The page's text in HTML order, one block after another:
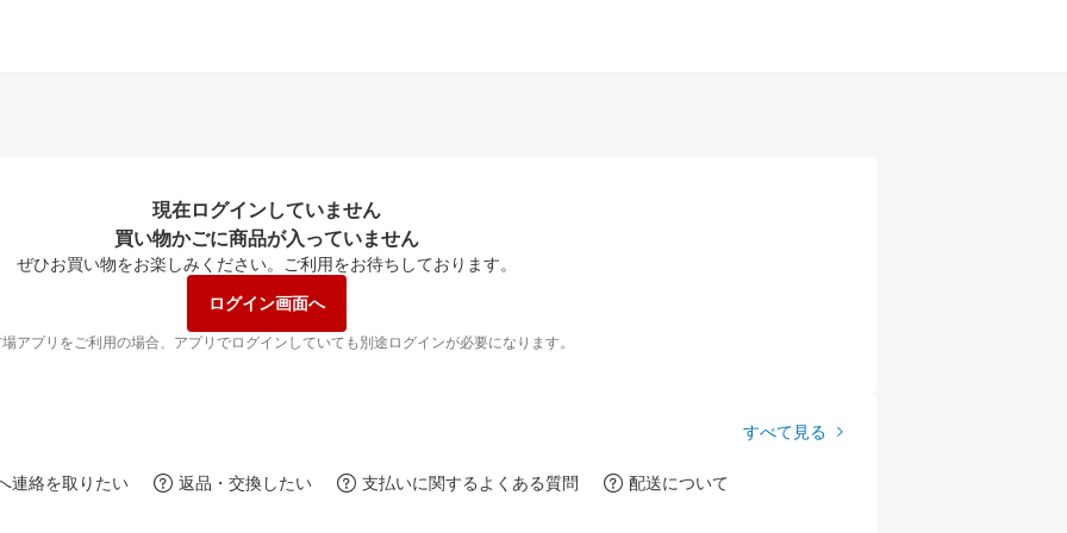
現在ログインしていません
買い物かごに商品が入っていません
ぜひお買い物をお楽しみください。 ご利用をお待ちしております。
ログイン画面へ
アプリをご利用の場合、アプリでログインしていても別途ログインが必要になります。
すべて見る
連絡を取りたい 返品・交換したい 支払いに関するよくある質問 配送について